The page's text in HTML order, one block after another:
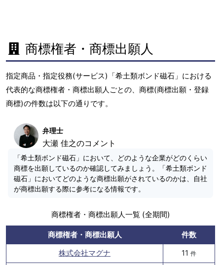
商標権者・商標出願人
指定商品・指定役務(サービス)「希土類ボンド磁石」における
代表的な商標権者・商標出願人ごとの、商標(商標出願・登録
商標)の件数は以下の通りです。
弁理士
大瀬 佳之のコメント
「希土類ボンド磁石」において、どのような企業がどのくらい
商標を出願しているのか確認してみましょう。「希土類ボンド
磁石」においてどのような商標出願がされているのかは、自社
が商標出願する際に参考になる情報です。
商標権者・商標出願人一覧 (全期間)
商標権者・商標出願人
件数
株式会社マグナ
11 件